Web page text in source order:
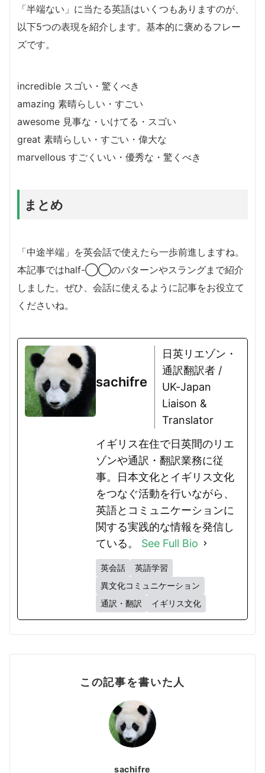
「半端ない」に当たる英語はいくつもありますのが、
以下5つの表現を紹介します。基本的に褒めるフレー
ズです。
incredible スゴい・驚くべき
amazing 素晴らしい・すごい
awesome 見事な・いけてる・スゴい
great 素晴らしい・すごい・偉大な
marvellous すごくいい・優秀な・驚くべき
まとめ
「中途半端」を英会話で使えたら一歩前進しますね。
本記事ではhalf-◯◯のパターンやスラングまで紹介
しました。ぜひ、会話に使えるように記事をお役立て
くださいね。
sachifre
日英リエゾン・
通訳翻訳者 /
UK-Japan
Liaison &
Translator
イギリス在住で日英間のリエ
ゾンや通訳・翻訳業務に従
事。日本文化とイギリス文化
をつなぐ活動を行いながら、
英語とコミュニケーションに
関する実践的な情報を発信し
ている。 See Full Bio
英会話
英語学習
異文化コミュニケーション
通訳・翻訳
イギリス文化
この記事を書いた人
sachifre